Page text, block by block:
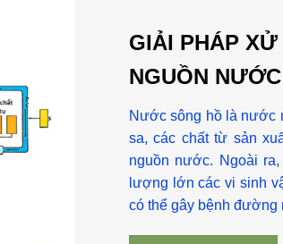
GIẢI PHÁP
NGUỒN
Nước sông hồ là nước
sa, các chất từ sản
nguồn nước. Ngoài
lượng lớn các vi sinh
có thể gây bệnh